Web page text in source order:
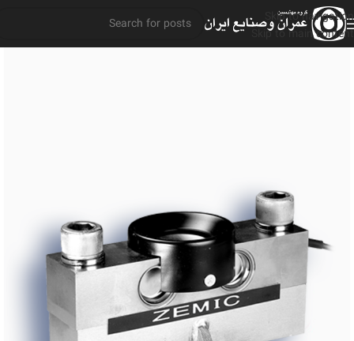
Skip to navigation
Skip to main content